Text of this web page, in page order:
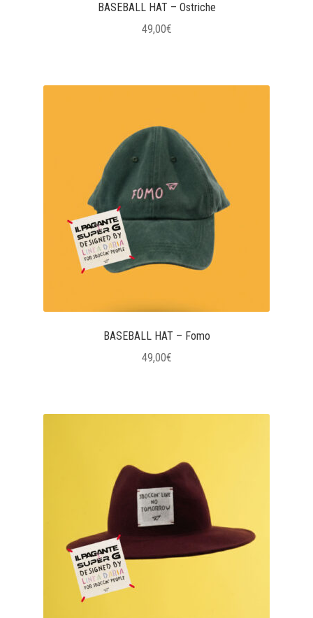
BASEBALL HAT – Ostriche
49,00€
BASEBALL HAT – Fomo
49,00€